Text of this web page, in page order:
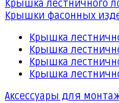
Крышка лестничного
Крышки фасонных
Крышка
Крышка
Крышка
Крышка
Аксессуары для